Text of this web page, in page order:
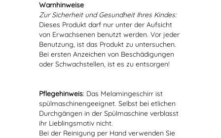
Warnhinweise
Zur Sicherheit und Gesundheit Ihres Kindes:
Dieses Produkt darf nur unter der Aufsicht
von Erwachsenen benutzt werden. Vor jeder
Benutzung, ist das Produkt zu untersuchen.
Bei ersten Anzeichen von Beschädigungen
oder Schwachstellen, ist es zu entsorgen!
Pflegehinweis: Das Melamingeschirr ist
spülmaschinengeeignet. Selbst bei etlichen
Durchgängen in der Spülmaschine verblasst
ihr Lieblingsmotiv nicht.
Bei der Reinigung per Hand verwenden Sie